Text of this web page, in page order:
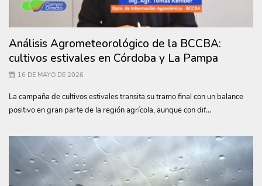
Análisis Agrometeorológico de la BCCBA:
cultivos estivales en Córdoba y La Pampa
16 DE MAYO DE 2026
La campaña de cultivos estivales transita su tramo final con un balance
positivo en gran parte de la región agrícola, aunque con dif...